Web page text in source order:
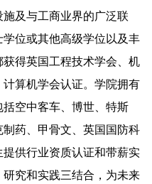
及与工商业界的广泛联
位或其他高级学位以及丰
得英国工程技术学会、机
算机学会认证。学院拥有
空中客车、博世、特斯
药、甲骨文、英国国防科
供行业资质认证和带薪实
究和实践三结合，为未来